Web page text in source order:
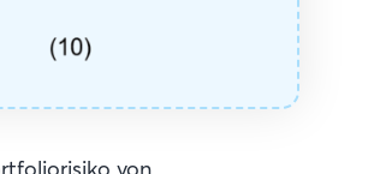
von